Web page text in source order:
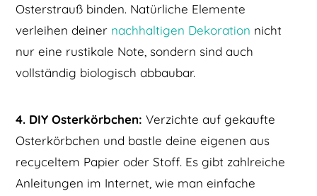
Osterstrauß binden. Natürliche Elemente
verleihen deiner nachhaltigen Dekoration nicht
nur eine rustikale Note, sondern sind auch
vollständig biologisch abbaubar.
4. DIY Osterkörbchen: Verzichte auf gekaufte
Osterkörbchen und bastle deine eigenen aus
recyceltem Papier oder Stoff. Es gibt zahlreiche
Anleitungen im Internet, wie man einfache